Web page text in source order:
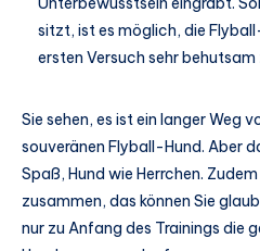
sitzt, ist es möglich, die
ersten Versuch sehr
Sie sehen, es ist ein langer Weg
souveränen Flyball-Hund. Aber
Spaß, Hund wie Herrchen.
zusammen, das können Sie
nur zu Anfang des Trainings die